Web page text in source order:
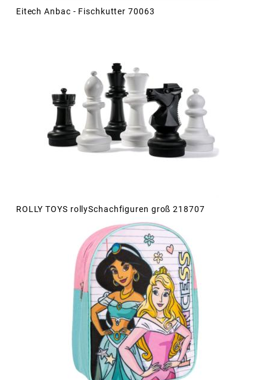
Eitech Anbac - Fischkutter 70063
ROLLY TOYS rollySchachfiguren groß 218707